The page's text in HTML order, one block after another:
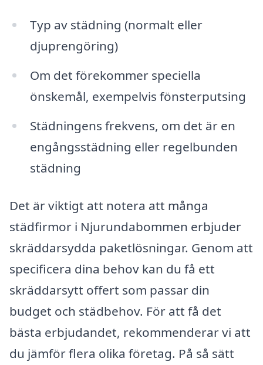
Typ av städning (normalt eller
djuprengöring)
Om det förekommer speciella
önskemål, exempelvis fönsterputsing
Städningens frekvens, om det är en
engångsstädning eller regelbunden
städning
Det är viktigt att notera att många
städfirmor i Njurundabommen erbjuder
skräddarsydda paketlösningar. Genom att
specificera dina behov kan du få ett
skräddarsytt offert som passar din
budget och städbehov. För att få det
bästa erbjudandet, rekommenderar vi att
du jämför flera olika företag. På så sätt